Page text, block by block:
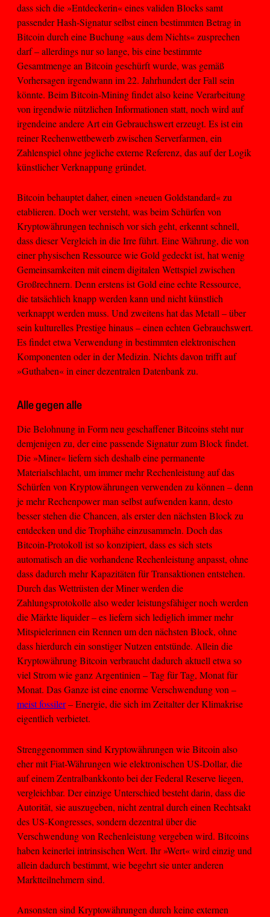
dass sich die »Entdeckerin« eines validen Blocks samt
passender Hash-Signatur selbst einen bestimmten Betrag in
Bitcoin durch eine Buchung »aus dem Nichts« zusprechen
darf – allerdings nur so lange, bis eine bestimmte
Gesamtmenge an Bitcoin geschürft wurde, was gemäß
Vorhersagen irgendwann im 22. Jahrhundert der Fall sein
könnte. Beim Bitcoin-Mining findet also keine Verarbeitung
von irgendwie nützlichen Informationen statt, noch wird auf
irgendeine andere Art ein Gebrauchswert erzeugt. Es ist ein
reiner Rechenwettbewerb zwischen Serverfarmen, ein
Zahlenspiel ohne jegliche externe Referenz, das auf der Logik
künstlicher Verknappung gründet.
Bitcoin behauptet daher, einen »neuen Goldstandard« zu
etablieren. Doch wer versteht, was beim Schürfen von
Kryptowährungen technisch vor sich geht, erkennt schnell,
dass dieser Vergleich in die Irre führt. Eine Währung, die von
einer physischen Ressource wie Gold gedeckt ist, hat wenig
Gemeinsamkeiten mit einem digitalen Wettspiel zwischen
Großrechnern. Denn erstens ist Gold eine echte Ressource,
die tatsächlich knapp werden kann und nicht künstlich
verknappt werden muss. Und zweitens hat das Metall – über
sein kulturelles Prestige hinaus – einen echten Gebrauchswert.
Es findet etwa Verwendung in bestimmten elektronischen
Komponenten oder in der Medizin. Nichts davon trifft auf
»Guthaben« in einer dezentralen Datenbank zu.
Alle gegen alle
Die Belohnung in Form neu geschaffener Bitcoins steht nur
demjenigen zu, der eine passende Signatur zum Block findet.
Die »Miner« liefern sich deshalb eine permanente
Materialschlacht, um immer mehr Rechenleistung auf das
Schürfen von Kryptowährungen verwenden zu können – denn
je mehr Rechenpower man selbst aufwenden kann, desto
besser stehen die Chancen, als erster den nächsten Block zu
entdecken und die Trophähe einzusammeln. Doch das
Bitcoin-Protokoll ist so konzipiert, dass es sich stets
automatisch an die vorhandene Rechenleistung anpasst, ohne
dass dadurch mehr Kapazitäten für Transaktionen entstehen.
Durch das Wettrüsten der Miner werden die
Zahlungsprotokolle also weder leistungsfähiger noch werden
die Märkte liquider – es liefern sich lediglich immer mehr
Mitspielerinnen ein Rennen um den nächsten Block, ohne
dass hierdurch ein sonstiger Nutzen entstünde. Allein die
Kryptowährung Bitcoin verbraucht dadurch aktuell etwa so
viel Strom wie ganz Argentinien – Tag für Tag, Monat für
Monat. Das Ganze ist eine enorme Verschwendung von –
meist fossiler– Energie, die sich im Zeitalter der Klimakrise
eigentlich verbietet.
Strenggenommen sind Kryptowährungen wie Bitcoin also
eher mit Fiat-Währungen wie elektronischen US-Dollar, die
auf einem Zentralbankkonto bei der Federal Reserve liegen,
vergleichbar. Der einzige Unterschied besteht darin, dass die
Autorität, sie auszugeben, nicht zentral durch einen Rechtsakt
des US-Kongresses, sondern dezentral über die
Verschwendung von Rechenleistung vergeben wird. Bitcoins
haben keinerlei intrinsischen Wert. Ihr »Wert« wird einzig und
allein dadurch bestimmt, wie begehrt sie unter anderen
Marktteilnehmern sind.
Ansonsten sind Kryptowährungen durch keine externen